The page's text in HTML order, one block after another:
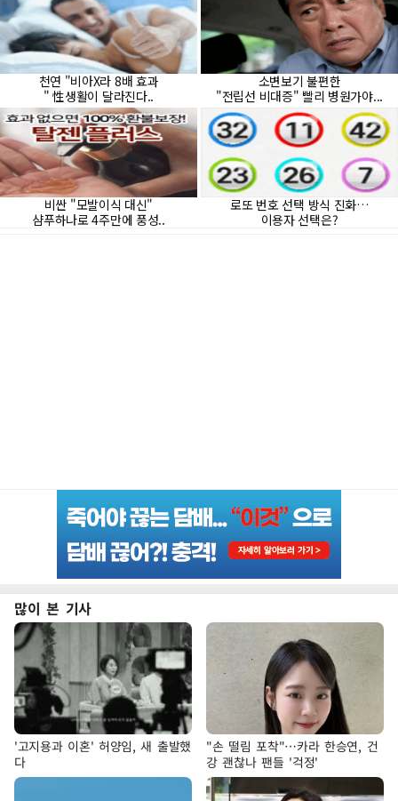
많이 본 기사
'고지용과 이혼' 허양임, 새 출발했
다
"손 떨림 포착"…카라 한승연, 건
강 괜찮나 팬들 '걱정'